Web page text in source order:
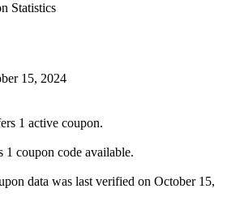
Statistics
15, 2024
1 active coupon.
1 coupon code available.
data was last verified on October 15,